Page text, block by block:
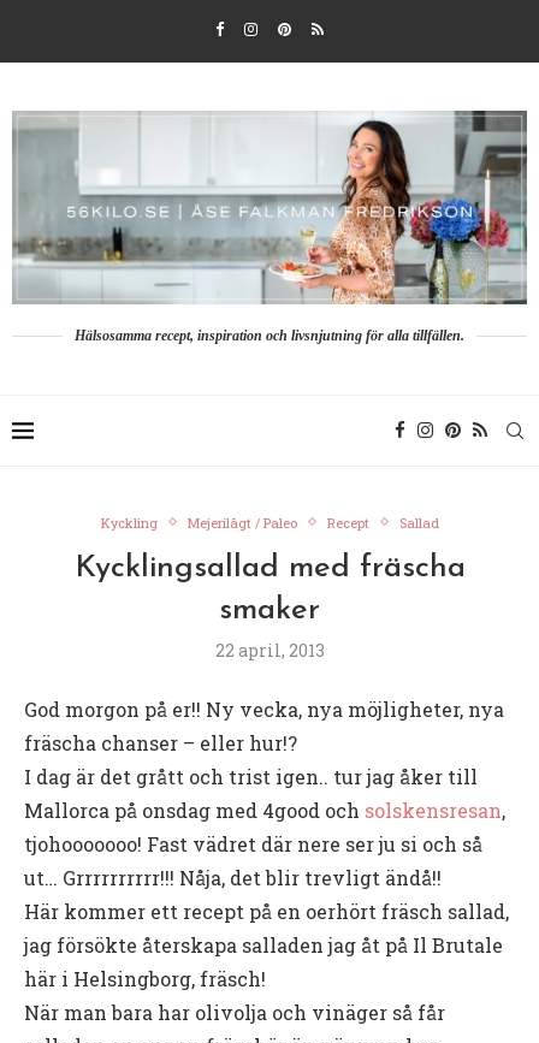
Hälsosamma recept, inspiration och livsnjutning för alla tillfällen.
Kyckling Mejerilågt / Paleo Recept Sallad
Kycklingsallad med fräscha
smaker
22 april, 2013
God morgon på er!! Ny vecka, nya möjligheter, nya
fräscha chanser – eller hur!?
I dag är det grått och trist igen.. tur jag åker till
Mallorca på onsdag med 4good och solskensresan,
tjohooooooo! Fast vädret där nere ser ju si och så
ut… Grrrrrrrrrr!!! Nåja, det blir trevligt ändå!!
Här kommer ett recept på en oerhört fräsch sallad,
jag försökte återskapa salladen jag åt på Il Brutale
här i Helsingborg, fräsch!
När man bara har olivolja och vinäger så får